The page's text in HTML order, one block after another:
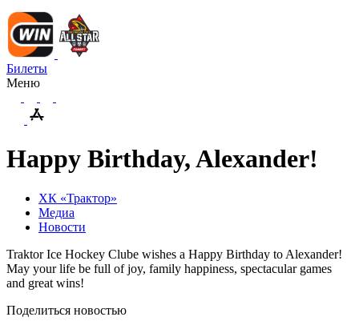
Билеты
Меню
Happy Birthday, Alexander!
ХК «Трактор»
Медиа
Новости
Traktor Ice Hockey Clube wishes a Happy Birthday to Alexander!
May your life be full of joy, family happiness, spectacular games
and great wins!
Поделиться новостью